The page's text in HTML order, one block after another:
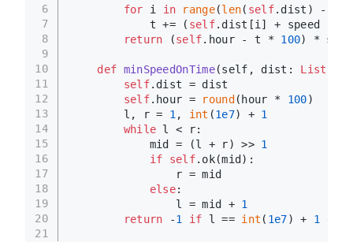
6
7
8
9
10
11
12
13
14
15
16
17
18
19
20
21
for i in range(len( self.dist) -
            t += (
self.dist[i] + speed -
return (self.hour - t * 100) *
def minSpeedOnTime(self, dist: List
self.dist = dist
self.hour = round(hour * 100)
        l, r =
1 , int (1e7) + 1
while l < r:
            mid = (l + r) >>
1
if
self.ok(mid):
                r = mid
else:
                l = mid +
1
return -1 if l == int ( 1e7) + 1